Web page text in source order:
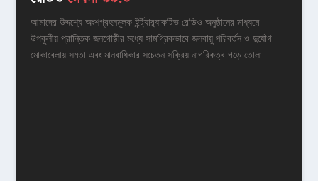
আমাদের উদ্দশ্যে অংশগ্রহনমূলক ইর্ন্ট্যার‌্যাকটিভ রেডিও অনুষ্ঠানের মাধ্যমে
উপকুলীয় প্রান্তিক জনগোষ্ঠীর মধ্যে সামগ্রিকভাবে জলবায়ু পরিবর্তন ও দুর্যোগ
মোকাবেলায় সমতা এবং মানবাধিকার সচেতন সক্রিয় নাগরিকত্ব গড়ে তোলা